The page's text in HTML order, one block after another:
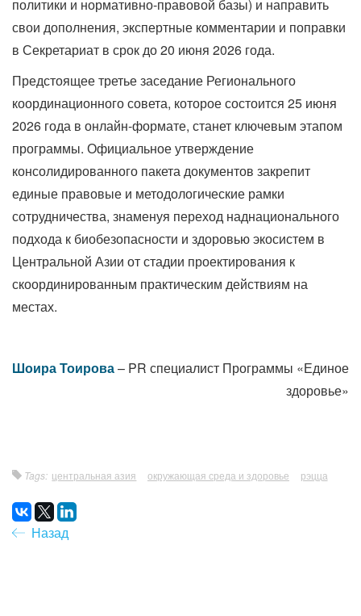
политики и нормативно-правовой базы) и направить
свои дополнения, экспертные комментарии и поправки
в Секретариат в срок до 20 июня 2026 года.
Предстоящее третье заседание Регионального
координационного совета, которое состоится 25 июня
2026 года в онлайн-формате, станет ключевым этапом
программы. Официальное утверждение
консолидированного пакета документов закрепит
единые правовые и методологические рамки
сотрудничества, знаменуя переход наднационального
подхода к биобезопасности и здоровью экосистем в
Центральной Азии от стадии проектирования к
скоординированным практическим действиям на
местах.
Шоира Тоирова– PR специалист Программы «Единое
здоровье»
Tags: центральная азия окружающая среда и здоровье рэцца
Назад